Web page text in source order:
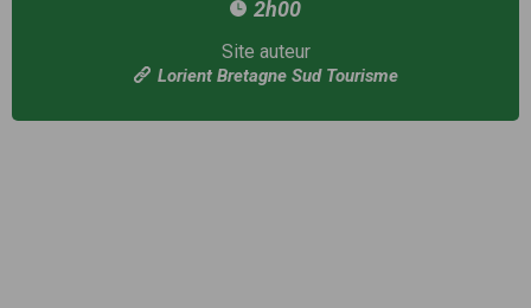
2h00
Site auteur
Lorient Bretagne Sud Tourisme